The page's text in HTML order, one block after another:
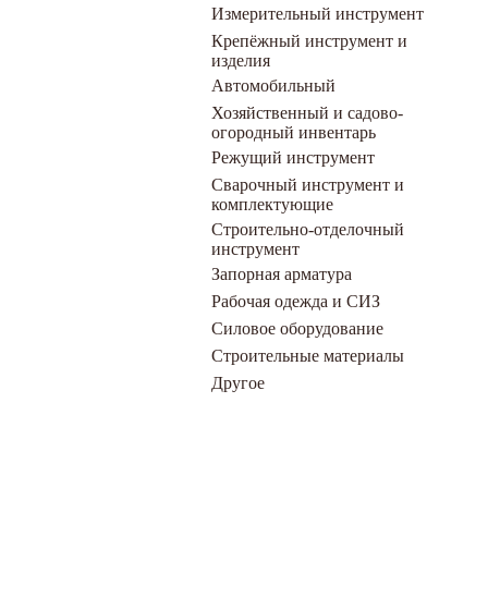
Измерительный инструмент
Крепёжный инструмент и
изделия
Автомобильный
Хозяйственный и садово-
огородный инвентарь
Режущий инструмент
Сварочный инструмент и
комплектующие
Строительно-отделочный
инструмент
Запорная арматура
Рабочая одежда и СИЗ
Силовое оборудование
Строительные материалы
Другое